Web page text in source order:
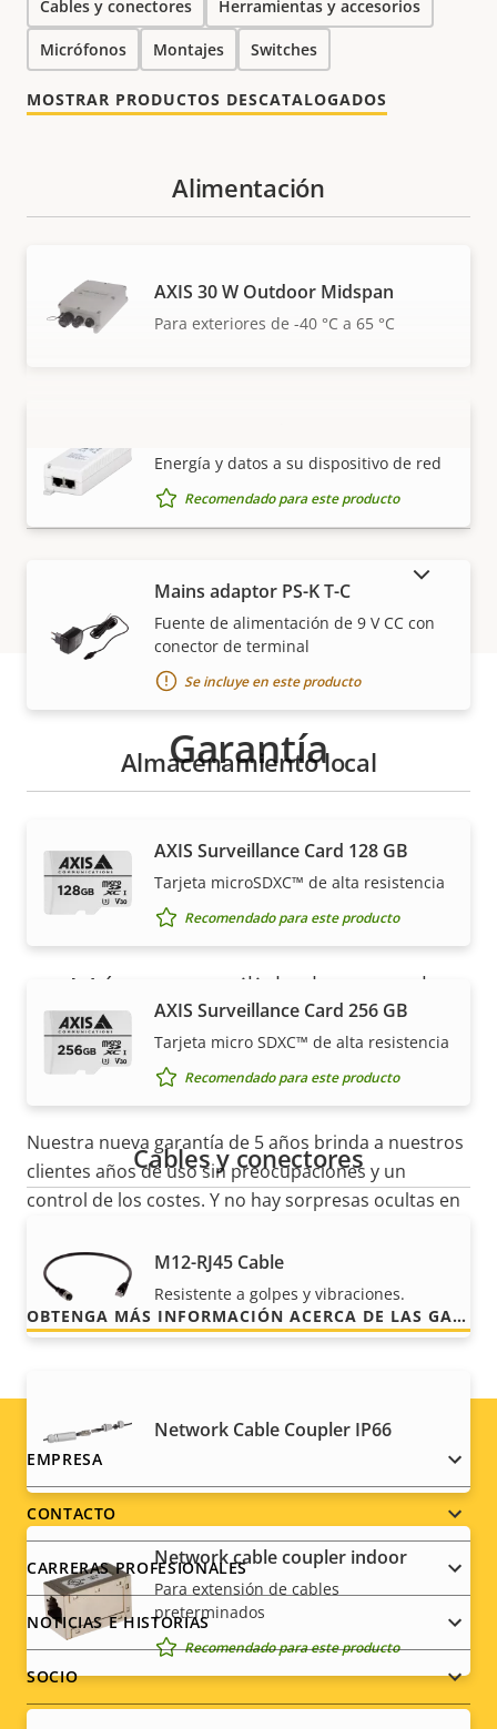
Cables y conectores Herramientas y accesorios
Micrófonos Montajes Switches
MOSTRAR PRODUCTOS DESCATALOGADOS
VISUALIZAR MÁS
Alimentación
AXIS 30 W Outdoor Midspan
Para exteriores de -40 °C a 65 °C
Energía y datos a su dispositivo de red
Recomendado para este producto
Mains adaptor PS-K T-C
Fuente de alimentación de 9 V CC con
conector de terminal
Se incluye en este producto
Almacenamiento local
AXIS Surveillance Card 128 GB
Tarjeta microSDXC™ de alta resistencia
Recomendado para este producto
AXIS Surveillance Card 256 GB
Tarjeta micro SDXC™ de alta resistencia
Recomendado para este producto
Cables y conectores
M12-RJ45 Cable
Resistente a golpes y vibraciones.
Network Cable Coupler IP66
Network cable coupler indoor
Para extensión de cables
preterminados
Recomendado para este producto
Garantía
Más tranquilidad para el
cliente con una garantía de 5
años
Nuestra nueva garantía de 5 años brinda a nuestros
clientes años de uso sin preocupaciones y un
control de los costes. Y no hay sorpresas ocultas en
que recibe.
OBTENGA MÁS INFORMACIÓN ACERCA DE LAS GARANTÍAS DE AXIS
Footer
menu
EMPRESA
CONTACTO
CARRERAS PROFESIONALES
NOTICIAS E HISTORIAS
SOCIO